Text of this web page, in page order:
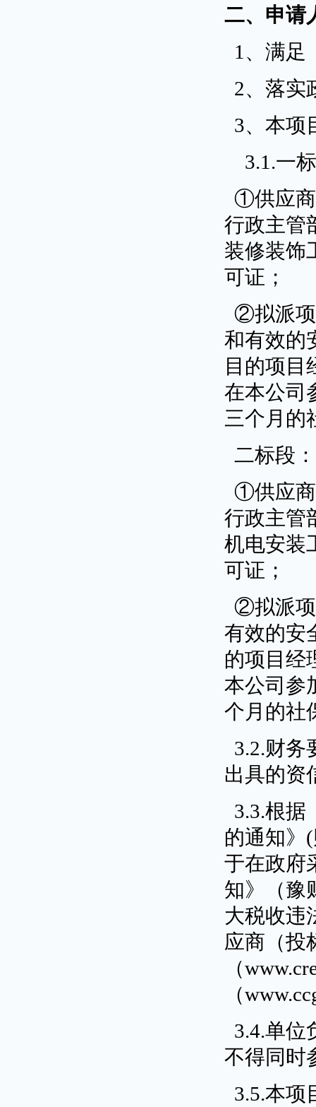
二、申请
1、满足
2、落实
3、本项
3.1.一
①供应商
行政主管
装修装饰
可证；
②拟派项
和有效的
目的项目
在本公司
三个月的
二标段：
①供应商
行政主管
机电安装
可证；
②拟派项
有效的安
的项目经
本公司参
个月的社
3.2.财务
出具的
3.3.根据
的通知》
于在政府
知》（豫
大税收违
应商（投
（
（
3.4.单位
不得同时
3.5.本项